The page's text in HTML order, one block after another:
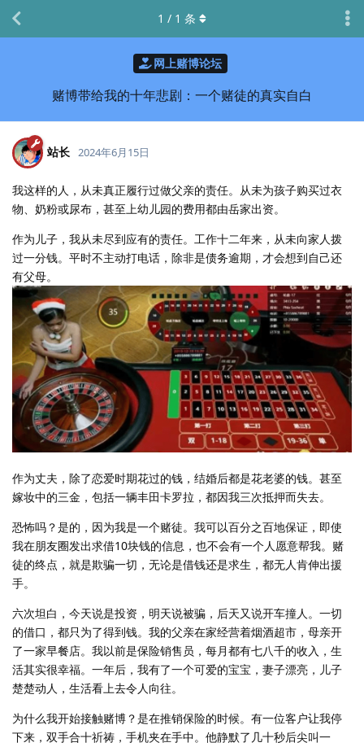
网上赌博论坛
赌博带给我的十年悲剧：一个赌徒的真实自白
1 / 1 条
站长 2024年6月15日
我这样的人，从未真正履行过做父亲的责任。从未为孩子购买过衣
物、奶粉或尿布，甚至上幼儿园的费用都由岳家出资。
作为儿子，我从未尽到应有的责任。工作十二年来，从未向家人拨
过一分钱。平时不主动打电话，除非是债务逾期，才会想到自己还
有父母。
作为丈夫，除了恋爱时期花过的钱，结婚后都是花老婆的钱。甚至
嫁妆中的三金，包括一辆丰田卡罗拉，都因我三次抵押而失去。
恐怖吗？是的，因为我是一个赌徒。我可以百分之百地保证，即使
我在朋友圈发出求借10块钱的信息，也不会有一个人愿意帮我。赌
徒的终点，就是欺骗一切，无论是借钱还是求生，都无人肯伸出援
手。
六次坦白，今天说是投资，明天说被骗，后天又说开车撞人。一切
的借口，都只为了得到钱。我的父亲在家经营着烟酒超市，母亲开
了一家早餐店。我以前是保险销售员，每月都有七八千的收入，生
活其实很幸福。一年后，我有了一个可爱的宝宝，妻子漂亮，儿子
楚楚动人，生活看上去令人向往。
为什么我开始接触赌博？是在推销保险的时候。有一位客户让我停
下来，双手合十祈祷，手机夹在手中。他静默了几十秒后尖叫一